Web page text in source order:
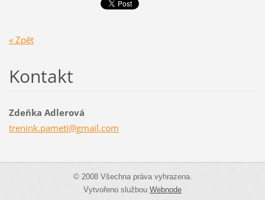
« Zpět
Kontakt
Zdeňka Adlerová
trenink.pameti@gmail.com
© 2008 Všechna práva vyhrazena.
Vytvořeno službouWebnode